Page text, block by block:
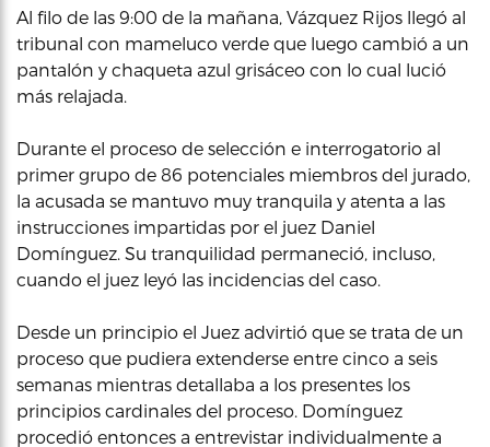
Al filo de las 9:00 de la mañana, Vázquez Rijos llegó al
tribunal con mameluco verde que luego cambió a un
pantalón y chaqueta azul grisáceo con lo cual lució
más relajada.
Durante el proceso de selección e interrogatorio al
primer grupo de 86 potenciales miembros del jurado,
la acusada se mantuvo muy tranquila y atenta a las
instrucciones impartidas por el juez Daniel
Domínguez. Su tranquilidad permaneció, incluso,
cuando el juez leyó las incidencias del caso.
Desde un principio el Juez advirtió que se trata de un
proceso que pudiera extenderse entre cinco a seis
semanas mientras detallaba a los presentes los
principios cardinales del proceso. Domínguez
procedió entonces a entrevistar individualmente a